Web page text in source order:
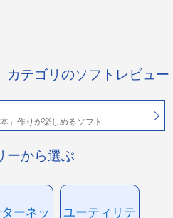
カテゴリのソフトレビュー
」作りが楽しめるソフト
ーから選ぶ
ーネッ
ユーティリテ